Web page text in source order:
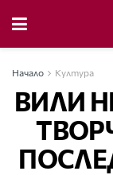
Начало Култура
ВИЛИ